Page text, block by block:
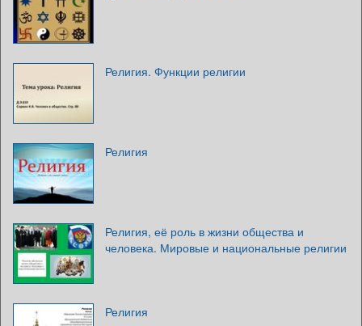
Религия. Функции религии
Религия
Религия, её роль в жизни общества и
человека. Мировые и национальные религии
Религия